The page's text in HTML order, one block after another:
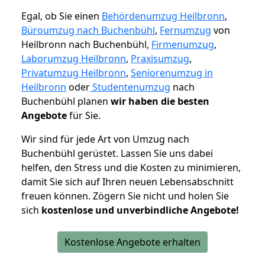
Egal, ob Sie einen Behördenumzug Heilbronn,
Büroumzug nach Buchenbühl, Fernumzug von
Heilbronn nach Buchenbühl, Firmenumzug,
Laborumzug Heilbronn, Praxisumzug,
Privatumzug Heilbronn, Seniorenumzug in
Heilbronn oderStudentenumzug nach
Buchenbühl planen wir haben die besten
Angebotefür Sie.
Wir sind für jede Art von Umzug nach
Buchenbühl gerüstet. Lassen Sie uns dabei
helfen, den Stress und die Kosten zu minimieren,
damit Sie sich auf Ihren neuen Lebensabschnitt
freuen können. Zögern Sie nicht und holen Sie
sich kostenlose und unverbindliche Angebote!
Kostenlose Angebote erhalten